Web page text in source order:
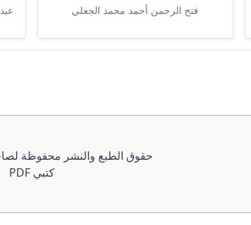
فتح الرحمن أحمد محمد الجعلي
كتبي PDF